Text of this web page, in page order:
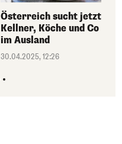
Österreich sucht jetzt
Kellner, Köche und Co
im Ausland
30.04.2025, 12:26